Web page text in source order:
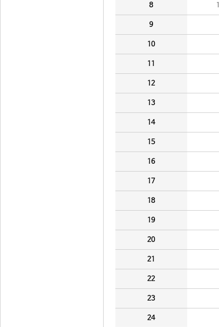
8
9
10
11
12
13
14
15
16
17
18
19
20
21
22
23
24